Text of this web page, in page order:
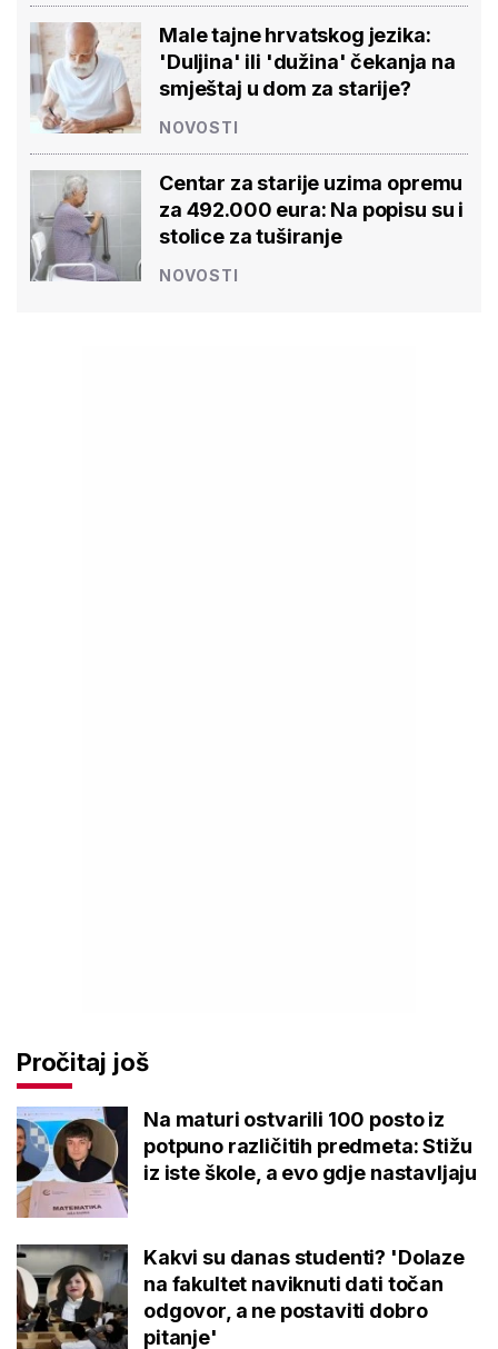
Male tajne hrvatskog jezika:
'Duljina' ili 'dužina' čekanja na
smještaj u dom za starije?
NOVOSTI
Centar za starije uzima opremu
za 492.000 eura: Na popisu su i
stolice za tuširanje
NOVOSTI
Pročitaj još
Na maturi ostvarili 100 posto iz
potpuno različitih predmeta: Stižu
iz iste škole, a evo gdje nastavljaju
Kakvi su danas studenti? 'Dolaze
na fakultet naviknuti dati točan
odgovor, a ne postaviti dobro
pitanje'